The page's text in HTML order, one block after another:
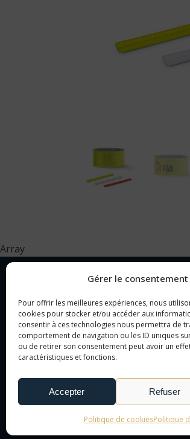
Gérer le
Pour offrir les meilleures expériences, nous
cookies pour stocker et/ou accéder aux
consentir à ces technologies nous permettra de
comportement de navigation ou les ID uniques
ou de retirer son consentement peut avoir un
caractéristiques et fonctions.
Accepter Refuser
Politique de cookiesPolitique
Array
NOTRE SOCIÉTÉ
NOTRE AGENCE
NOTRE DÉMARCHE
LE MONDE DE L'OBJET
PUBLICITAIRE